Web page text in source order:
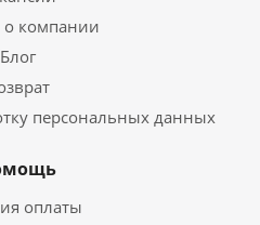
компании
Блог
персональных данных
оплаты